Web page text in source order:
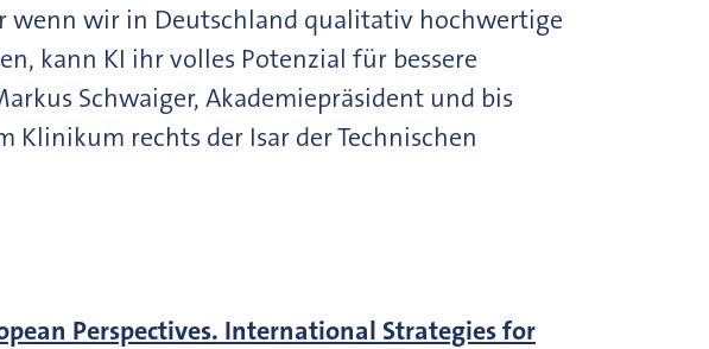
wenn wir in Deutschland qualitativ hochwertige
kann KI ihr volles Potenzial für bessere
Schwaiger, Akademiepräsident und bis
Klinikum rechts der Isar der Technischen
Perspectives. International Strategies for